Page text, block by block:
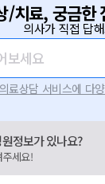
/치료, 궁금한
의사가 직접 답
보세요
료상담 서비스에 다
정보가 있나요?
주세요!